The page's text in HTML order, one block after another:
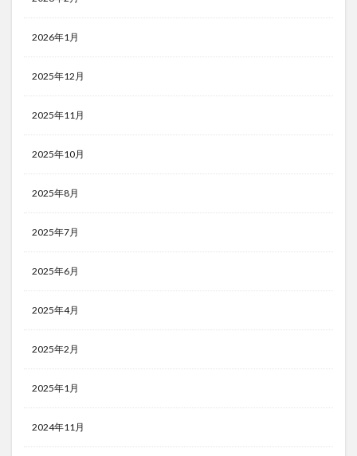
2026年1月
2025年12月
2025年11月
2025年10月
2025年8月
2025年7月
2025年6月
2025年4月
2025年2月
2025年1月
2024年11月